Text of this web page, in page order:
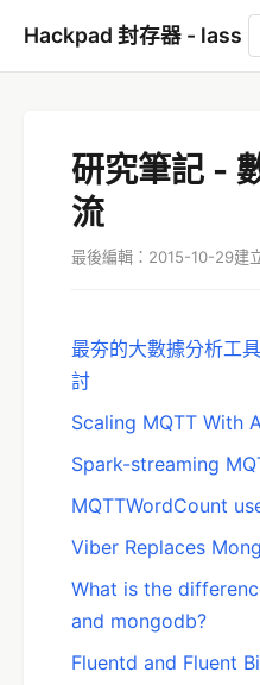
Hackpad 封存器 - lass
研究筆記 -
流
最後編輯：2015-10-29建
最夯的大數據分析工
討
Scaling MQTT With
Spark-streaming
MQTTWordCount
Viber Replaces
What is the
and mongodb?
Fluentd and Fluent